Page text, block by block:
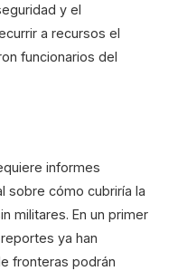
y el
a recursos el
funcionarios del
informes
sobre cómo cubriría la
militares. En un primer
ya han
fronteras podrán